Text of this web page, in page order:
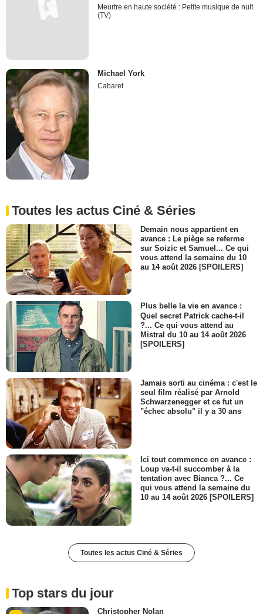
Meurtre en haute société : Petite musique de nuit
(TV)
Michael York
Cabaret
Toutes les actus Ciné & Séries
Demain nous appartient en
avance : Le piège se referme
sur Soizic et Samuel... Ce qui
vous attend la semaine du 10
au 14 août 2026 [SPOILERS]
Plus belle la vie en avance :
Quel secret Patrick cache-t-il
?... Ce qui vous attend au
Mistral du 10 au 14 août 2026
[SPOILERS]
Jamais sorti au cinéma : c'est le
seul film réalisé par Arnold
Schwarzenegger et ce fut un
"échec absolu" il y a 30 ans
Ici tout commence en avance :
Loup va-t-il succomber à la
tentation avec Bianca ?... Ce
qui vous attend la semaine du
10 au 14 août 2026 [SPOILERS]
Toutes les actus Ciné & Séries
Top stars du jour
Christopher Nolan